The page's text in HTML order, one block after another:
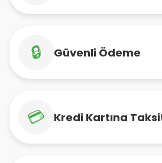
🔒 Güvenli Ödeme
💳 Kredi Kartına